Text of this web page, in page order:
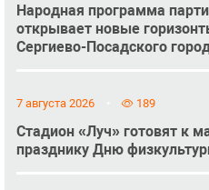
Народная программа
открывает новые
Сергиево-Посадского
7 августа 2026 189
Стадион «Луч» готовят к
празднику Дню